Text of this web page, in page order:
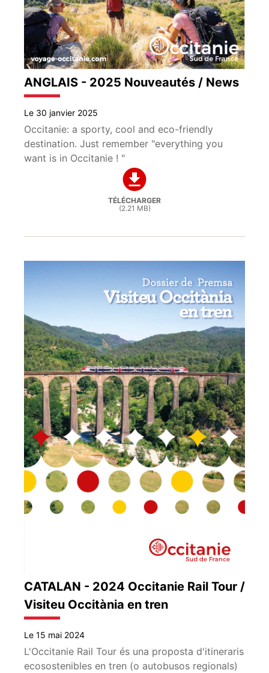
ANGLAIS - 2025 Nouveautés / News
Le 30 janvier 2025
Occitanie: a sporty, cool and eco-friendly
destination. Just remember "everything you
want is in Occitanie ! "
TÉLÉCHARGER
(2.21 MB)
CATALAN - 2024 Occitanie Rail Tour /
Visiteu Occitània en tren
Le 15 mai 2024
L'Occitanie Rail Tour és una proposta d'itineraris
ecosostenibles en tren (o autobusos regionals)